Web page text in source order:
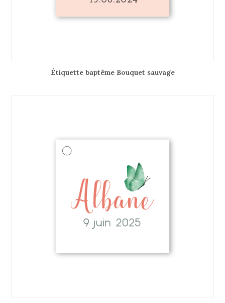
Étiquette baptême Bouquet sauvage